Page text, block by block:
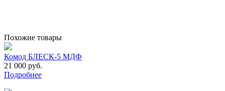
Похожие товары
Комод БЛЕСК-5 МДФ
21 000 руб.
Подробнее